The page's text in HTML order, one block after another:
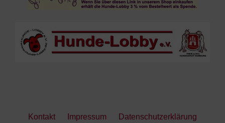
Kontakt Impressum Datenschutzerklärung